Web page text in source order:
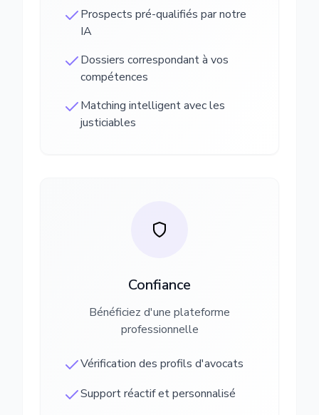
Prospects pré-qualifiés par notre
IA
Dossiers correspondant à vos
compétences
Matching intelligent avec les
justiciables
Confiance
Bénéficiez d'une plateforme
professionnelle
Vérification des profils d'avocats
Support réactif et personnalisé